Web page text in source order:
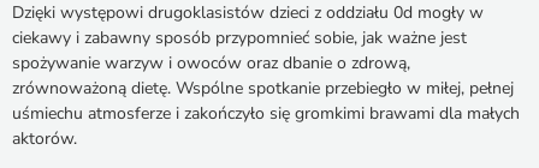
Dzięki występowi drugoklasistów dzieci z oddziału 0d mogły w
ciekawy i zabawny sposób przypomnieć sobie, jak ważne jest
spożywanie warzyw i owoców oraz dbanie o zdrową,
zrównoważoną dietę. Wspólne spotkanie przebiegło w miłej, pełnej
uśmiechu atmosferze i zakończyło się gromkimi brawami dla małych
aktorów.